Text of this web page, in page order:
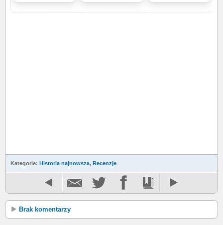
Kategorie: Historia najnowsza, Recenzje
Brak komentarzy